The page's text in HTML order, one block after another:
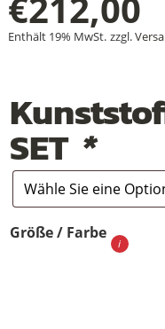
Enthält 19% MwSt. zzgl.
SET *
Größe / Farbe
+